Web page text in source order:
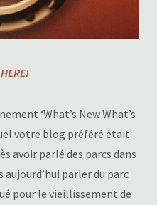
‘What’s New What’s
votre blog préféré était
avoir parlé des parcs dans
aujourd’hui parler du parc
pour le vieillissement de